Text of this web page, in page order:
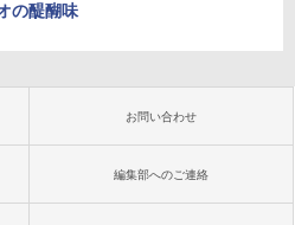
の醍醐味
お問い合わせ
編集部へのご連絡